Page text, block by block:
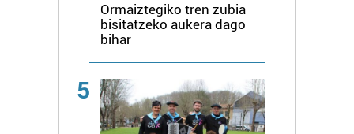
Ormaiztegiko tren zubia
bisitatzeko aukera dago
bihar
5